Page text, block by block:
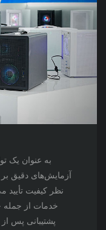
به عنوان یک
آزمایش‌های دقیق بر
نظر کیفیت تأیید
خدمات از جمله
پشتیبانی پس